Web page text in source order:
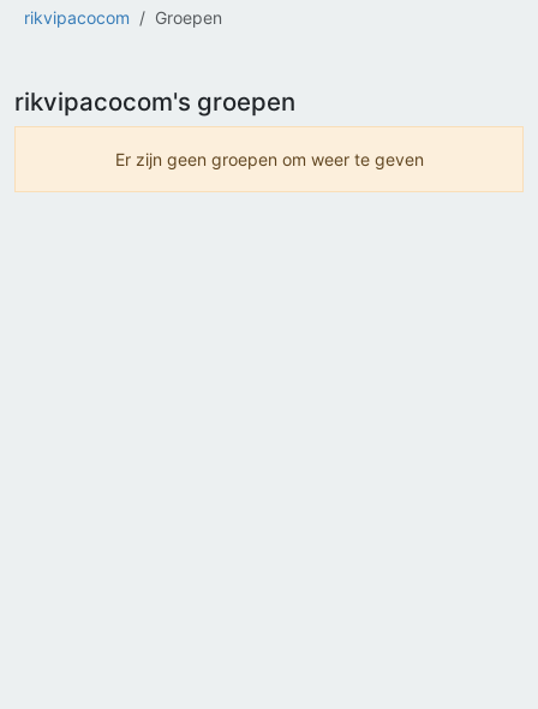
rikvipacocom Groepen
rikvipacocom's groepen
Er zijn geen groepen om weer te geven